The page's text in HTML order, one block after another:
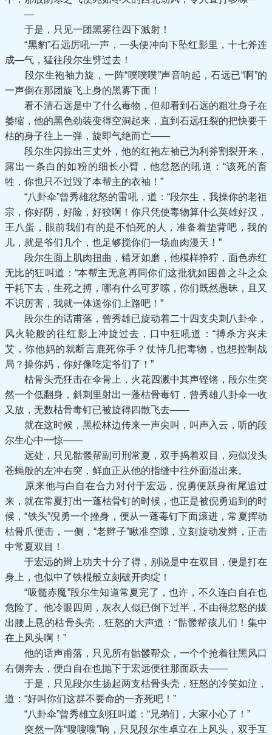
—
于是，只见一团黑雾往四下溅射！
“黑豹”石远厉吼一声，一头便冲向下坠红影里，十七斧连
成—气，猛往段尔生劈过去！
段尔生袍袖力旋，一阵“噗噗噗”声音响起，石远已“啊”的
一声倒在那团旋飞上身的黑雾下面！
看不清石远是中了什么毒物，但却看到石远的粗壮身子在
萎缩，他的黑色劲装变得空洞起来，直到石远狂裂的把快要干
枯的身子往上一弹，旋即气绝而亡——
段尔生闪掠出三丈外，他的红袍左袖已为利斧割裂开来，
露出一条白的如粉的细长小臂，他忿怒的吼道：“该死的畜
牲，你也只不过毁了本帮主的衣袖！”
“八卦伞”曾秀雄忿怒的雷吼，道：“段尔生，我操你的老祖
宗，你好阴，好险，好狡啊！你只凭使毒物算什么英雄好汉，
王八蛋，眼前我们有的是不怕死的人，准备着垫背吧，我的
儿，就是爷们几个，也足够搅你们一场血肉漫天！”
段尔生面上肌肉扭曲，错牙如磨，他模样狰狞，面色赤红
无比的狂叫道：“本帮主无意再同你们这批犹如困兽之斗之众
干耗下去，生死之搏，哪有什么可罗嗦，你们既然愚昧，且又
不识厉害，我就一体送你们上路吧！”
段尔生的话甫落，曾秀雄已旋动着二十四支尖刺八卦伞，
风火轮般的往红影上冲旋过去，口中狂吼道：“搏杀方兴未
艾，你他妈的就断言鹿死你手？仗恃几把毒物，也想控制战
局？操你妈，你好像吃定爷们了！”
枯骨头壳狂击在伞骨上，火花四溅中其声铿锵，段尔生突
然一个低翻身，斜刺里射出一蓬枯骨毒钉，曾秀雄八卦伞一收
又放，无数枯骨毒钉已被旋得四散飞去——
就在这时候，黑松林边传来一声尖叫，叫声入云，听的段
尔生心中一惊——
远处，只见骷髅帮副司刑常夏，双手捣着双目，宛似没头
苍蝇般的左冲右突，鲜血正从他的指缝中往外面溢出来。
原来他与白自在合力对付于宏远，倪勇便跃身衔尾追过
来，就在常夏打出一蓬枯骨钉的时候，也正是被倪勇追到的时
候，“铁头”倪勇一个挫身，便从一蓬毒钉下面滚进，常夏挥动
枯骨爪便击，一侧，“老辫子”瞅准空隙，立刻旋动发辫，正击
中常夏双目！
于宏远的辫上功夫十分了得，别说是中在双目，便是打在
身上，也似中了铁棍般立刻破开肉绽！
“吸髓赤魔”段尔生知道常夏完了，也许，不久连白自在也
危险了。他冷眼四周，灰衣人似已倒下过半，不由得忿怒的拔
出腰上悬的枯骨头壳，狂怒的大声道：“骷髅帮孩儿们！集中
在上风头啊！”
他的话声甫落，只见所有骷髅帮众，一个个抢着往黑风口
右侧奔去，便白自在也抛下于宏远便往那面跃去——
于是，只见段尔生扬起两支枯骨头壳，狂怒的冷笑如泣，
道：“好叫你们这群不要命的一齐死吧！”
“八卦伞”曾秀雄立刻狂叫道：“兄弟们，大家小心了！”
突然一阵“嗖嗖嗖”响，只见段尔生卓立在上风头，双手互